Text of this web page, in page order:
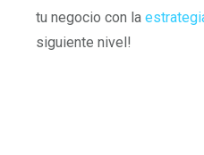
tu negocio con la
siguiente nivel!